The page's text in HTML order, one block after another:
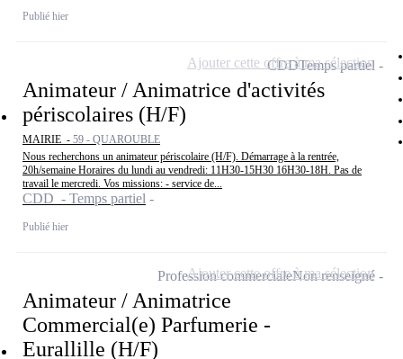
Publié hier
Animateur / Animatrice d'activités
périscolaires (H/F)
MAIRIE - 59 - QUAROUBLE
Nous recherchons un animateur périscolaire (H/F). Démarrage à la rentrée,
20h/semaine Horaires du lundi au vendredi: 11H30-15H30 16H30-18H. Pas de
travail le mercredi. Vos missions: - service de...
CDD - Temps partiel
Publié hier
CDDTemps partiel
Ajouter cette offre à ma sélection
Animateur / Animatrice
Commercial(e) Parfumerie -
Eurallille (H/F)
Profession commercialeNon renseigné
Ajouter cette offre à ma sélection